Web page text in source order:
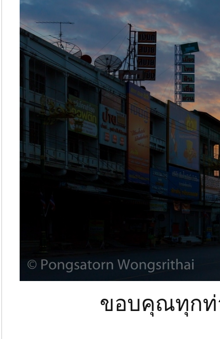
ขอบคุณทุก